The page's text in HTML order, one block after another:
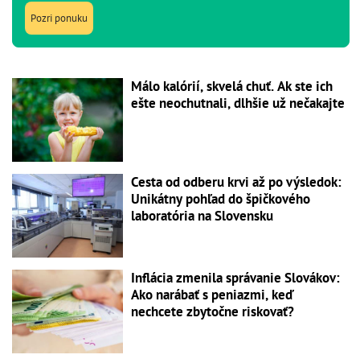
Pozri ponuku
Málo kalórií, skvelá chuť. Ak ste ich
ešte neochutnali, dlhšie už nečakajte
Cesta od odberu krvi až po výsledok:
Unikátny pohľad do špičkového
laboratória na Slovensku
Inflácia zmenila správanie Slovákov:
Ako narábať s peniazmi, keď
nechcete zbytočne riskovať?